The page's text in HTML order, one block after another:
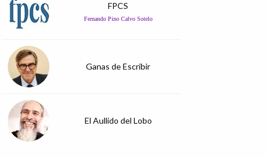
FPCS
Fernando Pino Calvo Sotelo
Ganas de Escribir
El Aullido del Lobo